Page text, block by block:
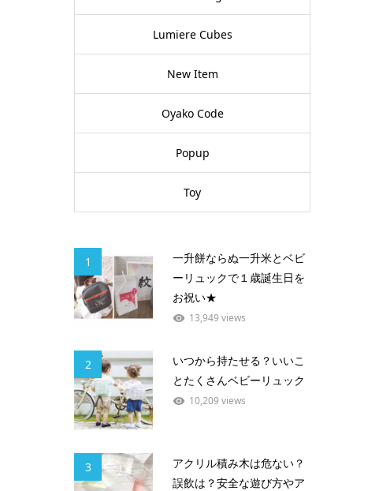
Lumiere Cubes
New Item
Oyako Code
Popup
Toy
1
一升餅ならぬ一升米とベビ
ーリュックで１歳誕生日を
お祝い★
13,949 views
2
いつから持たせる？いいこ
とたくさんベビーリュック
10,209 views
3
アクリル積み木は危ない？
誤飲は？安全な遊び方やア